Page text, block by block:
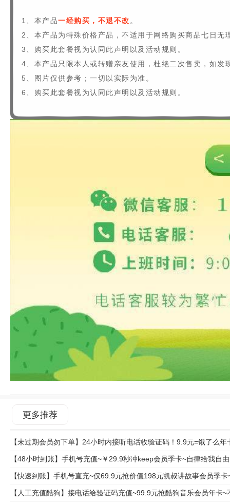
1、本产品一经购买，不退不改 。
2、本产品为特殊价格产品，不适用于网络购买商品七日无
3、购买此套餐视为认同此声明以及活动规则。
4 、本产品只限本人或转赠亲友使用，杜绝二次售卖，如
5、图片仅供参考；一切以实际为准。
6、购买此套餐视为认同此声明以及活动规则。
更多推荐
【未过期会员勿下单】24小时内接听电话收验证码！9.9元=饿了么
【48小时到账】手机号充值~￥29.9秒冲keep会员季卡~自律给我自
【快速到账】手机号直充~仅69.9元抢价值198元凯叔讲故事会员季
【人工充值酷狗】接电话给验证码充值~99.9元抢酷狗音乐会员年卡